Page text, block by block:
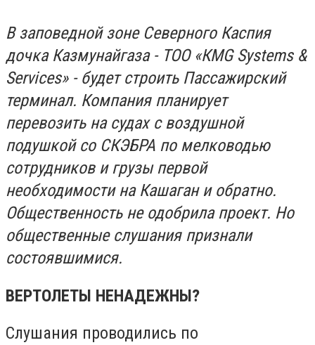
В заповедной зоне Северного Каспия
дочка Казмунайгаза - ТОО «КМG Systems &
Services» - будет строить Пассажирский
терминал. Компания планирует
перевозить на судах с воздушной
подушкой со СКЭБРА по мелководью
сотрудников и грузы первой
необходимости на Кашаган и обратно.
Общественность не одобрила проект. Но
общественные слушания признали
состоявшимися.
ВЕРТОЛЕТЫ НЕНАДЕЖНЫ?
Слушания проводились по